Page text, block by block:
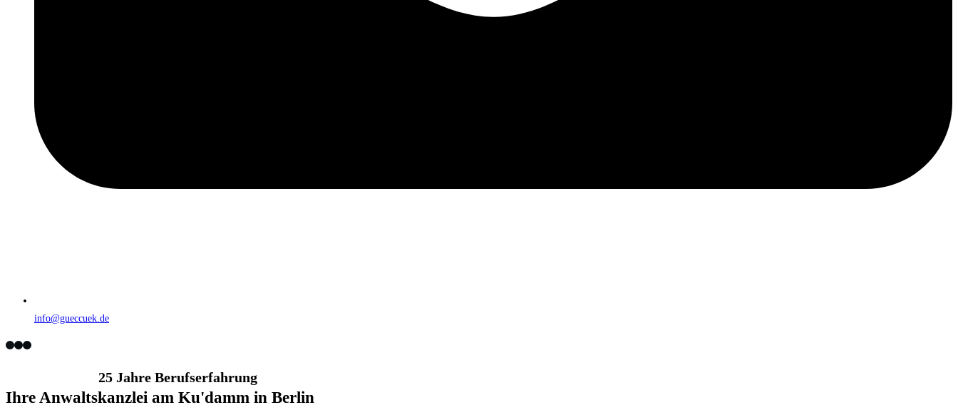
info@gueccuek.de
25 Jahre Berufserfahrung
Ihre Anwaltskanzlei am Ku'damm in Berlin